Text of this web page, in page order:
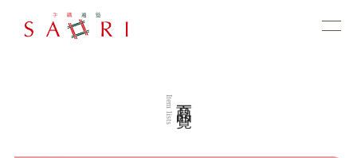
Item lists